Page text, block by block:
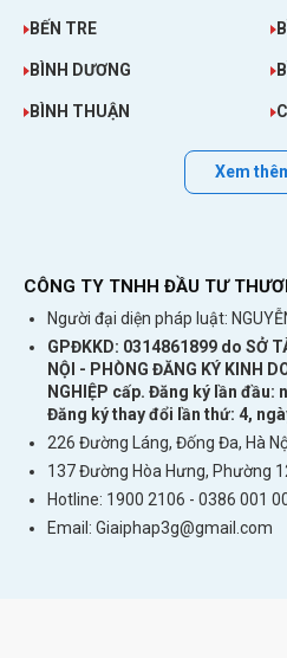
BẾN TRE
BÌNH DƯƠNG
BÌNH THUẬN
Xem
CÔNG TY TNHH ĐẦU TƯ
Người đại diện pháp luật:
GPĐKKD: 0314861899 do SỞ
NỘI - PHÒNG ĐĂNG KÝ KINH
NGHIỆP cấp. Đăng ký lần đầu:
Đăng ký thay đổi lần thứ: 4,
226 Đường Láng, Đống Đa, Hà
137 Đường Hòa Hưng, Phường
Hotline: 1900 2106 - 0386 001
Email: Giaiphap3g@gmail.com